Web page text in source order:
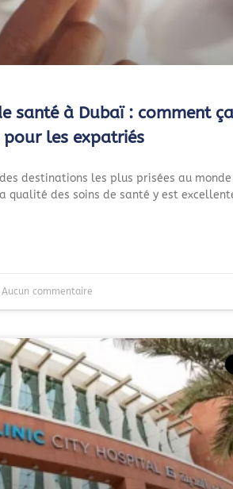
santé à Dubaï : comment ça
les expatriés
des destinations les plus prisées au
qualité des soins de santé y est
Aucun commentaire